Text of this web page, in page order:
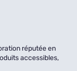
réputée en
accessibles,